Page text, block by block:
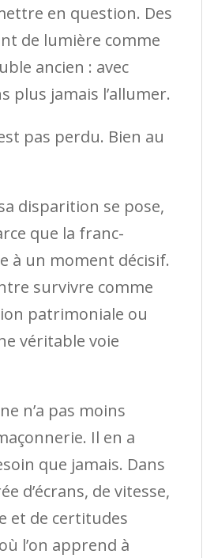
en question. Des
de lumière comme
ancien : avec
plus jamais l’allumer.
pas perdu. Bien au
disparition se pose,
que la franc-
à un moment décisif.
survivre comme
patrimoniale ou
véritable voie
n’a pas moins
Il en a
que jamais. Dans
d’écrans, de vitesse,
et de certitudes
l’on apprend à